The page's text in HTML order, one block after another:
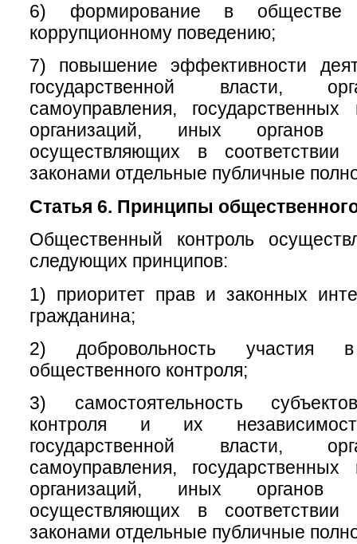
6) формирование в обществе
коррупционному поведению;
7) повышение эффективности
государственной власти,
самоуправления,
организаций, иных органов
осуществляющих в
законами отдельные публичные
Статья 6. Принципы
Общественный контроль
следующих принципов:
1) приоритет прав и законных
гражданина;
2) добровольность участия в
общественного контроля;
3) самостоятельность
контроля и их
государственной власти,
самоуправления,
организаций, иных органов
осуществляющих в
законами отдельные публичные